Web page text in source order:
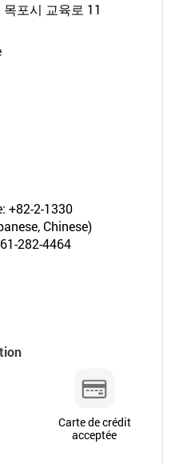
포시 교육로 11
+82-2-1330
Chinese)
282-4464
Carte de crédit
acceptée